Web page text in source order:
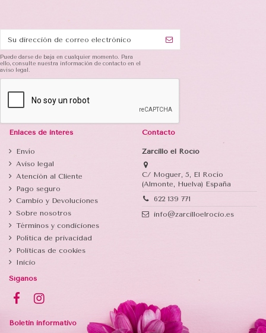
Puede darse de baja en cualquier momento. Para
ello, consulte nuestra información de contacto en el
aviso legal.
Enlaces de interés
Envío
Aviso legal
Atención al Cliente
Pago seguro
Cambio y Devoluciones
Sobre nosotros
Términos y condiciones
Política de privacidad
Politicas de cookies
Inicio
Contacto
Zarcillo el Rocío
C/ Moguer, 5, El Rocío
(Almonte, Huelva) España
622 139 771
info@zarcilloelrocio.es
Síganos
Boletin informativo